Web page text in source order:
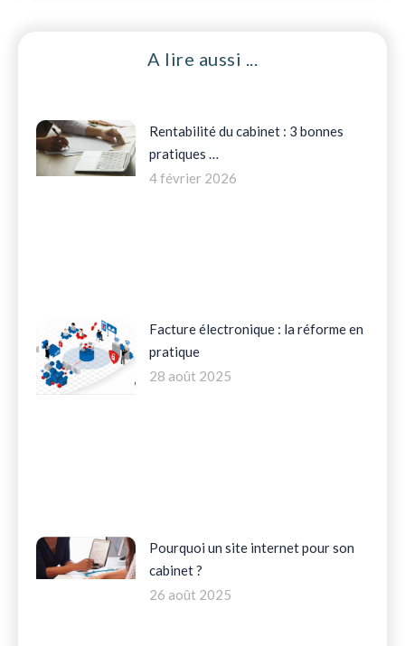
A lire aussi ...
Rentabilité du cabinet : 3 bonnes
pratiques …
4 février 2026
Facture électronique : la réforme en
pratique
28 août 2025
Pourquoi un site internet pour son
cabinet ?
26 août 2025